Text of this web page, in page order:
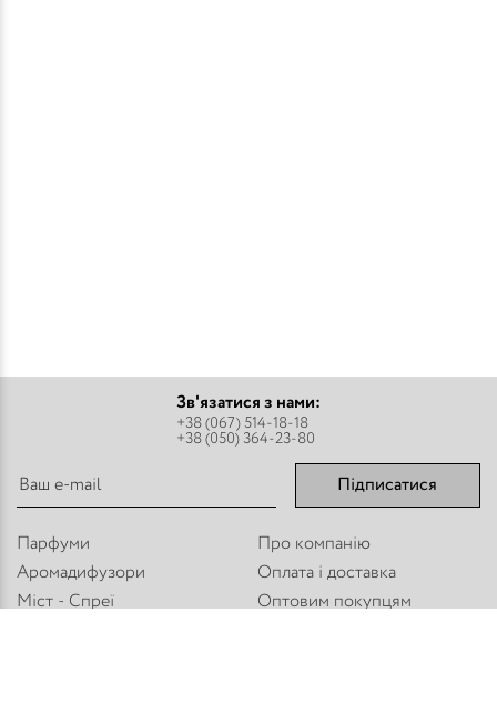
Зв'язатися з нами:
+38 (067) 514-18-18
+38 (050) 364-23-80
Підписатися
Парфуми
Аромадифузори
Міст - Спреї
Про компанію
Оплата і доставка
Оптовим покупцям